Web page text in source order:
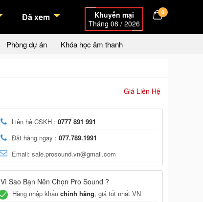
Đã xem
Khuyến mại
Tháng 08 / 2026
0
Phòng dự án Khóa học âm thanh
Giá Liên Hệ
Liên hệ CSKH : 0777 891 991
Đặt hàng ngay : 077.789.1991
Email: sale.prosound.vn@gmail.com
Vì Sao Bạn Nên Chọn Pro Sound ?
Hàng nhập khẩu chính hãng, giá tốt nhất VN